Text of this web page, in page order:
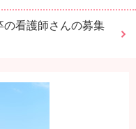
の看護師さんの募集